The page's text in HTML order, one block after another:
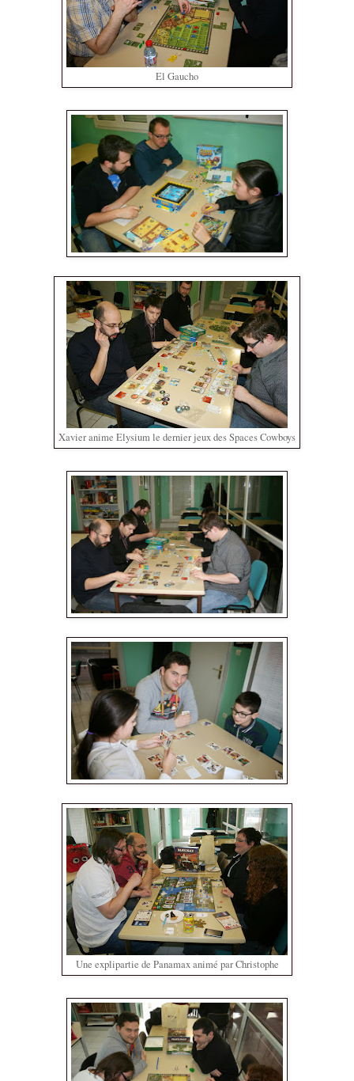
El Gaucho
Xavier anime Elysium le dernier jeux des Spaces Cowboys
Une explipartie de Panamax animé par Christophe